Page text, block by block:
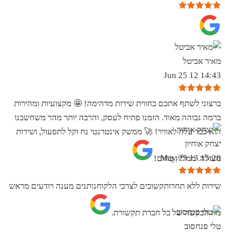
מאיר אביטל
14:43 12 Jun 25
ברצוני לשתף אתכם בחווית שירות מדהימה! 🤩 מקצועיות ומהירות
ברמה גבוהה מאוד. הזמנו פתיח לעסק, והרבה יותר מהר משחשבנו
הוא כבר עלה לאוויר! 🚀 ממשק אינטרנטי נח וקל לתפעול, ושירות
מעולה. ממליץ בחום!
יצחק אוחיון
15:20 13 May 25
שירות ללא תחרותקשובים לצרכי הלקוחנותנים מענה ויודעים מראש
מה הבקשה של כל חברת תקשורת.
טלי פנחסוב